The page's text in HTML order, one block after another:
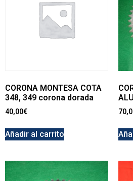
CORONA MONTESA COTA
348, 349 corona dorada
40,00€
Añadir al carrito